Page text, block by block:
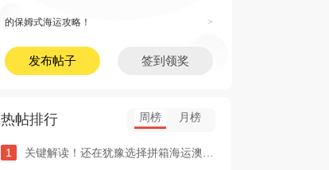
的保姆式海运攻略！ >
发布帖子 签到领奖
热帖排行 周榜 月榜
1 关键解读！还在犹豫选择拼箱海运澳洲or整柜海运悉尼墨尔本的朋友